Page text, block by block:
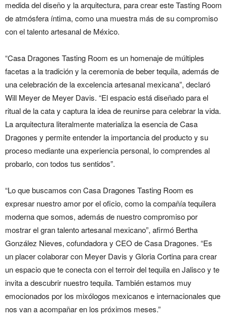
medida del diseño y la arquitectura, para crear este Tasting Room
de atmósfera íntima, como una muestra más de su compromiso
con el talento artesanal de México.
“Casa Dragones Tasting Room es un homenaje de múltiples
facetas a la tradición y la ceremonia de beber tequila, además de
una celebración de la excelencia artesanal mexicana”, declaró
Will Meyer de Meyer Davis. “El espacio está diseñado para el
ritual de la cata y captura la idea de reunirse para celebrar la vida.
La arquitectura literalmente materializa la esencia de Casa
Dragones y permite entender la importancia del producto y su
proceso mediante una experiencia personal, lo comprendes al
probarlo, con todos tus sentidos”.
“Lo que buscamos con Casa Dragones Tasting Room es
expresar nuestro amor por el oficio, como la compañía tequilera
moderna que somos, además de nuestro compromiso por
mostrar el gran talento artesanal mexicano”, afirmó Bertha
González Nieves, cofundadora y CEO de Casa Dragones. “Es
un placer colaborar con Meyer Davis y Gloria Cortina para crear
un espacio que te conecta con el terroir del tequila en Jalisco y te
invita a descubrir nuestro tequila. También estamos muy
emocionados por los mixólogos mexicanos e internacionales que
nos van a acompañar en los próximos meses.”